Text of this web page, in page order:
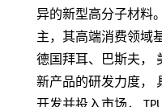
异的新型高分子材料
主，其高端消费领域
德国拜耳、巴斯夫，
新产品的研发力度，